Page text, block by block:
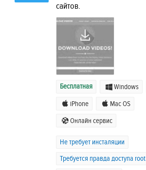
сайтов.
Бесплатная Windows
iPhone Mac OS
Онлайн сервис
Не требует инсталяции
Требуется правда доступа root